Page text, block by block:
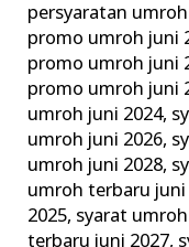
persyaratan
promo umroh juni
promo umroh juni
promo umroh juni
umroh juni 2024,
umroh juni 2026,
umroh juni 2028,
umroh terbaru juni
2025, syarat